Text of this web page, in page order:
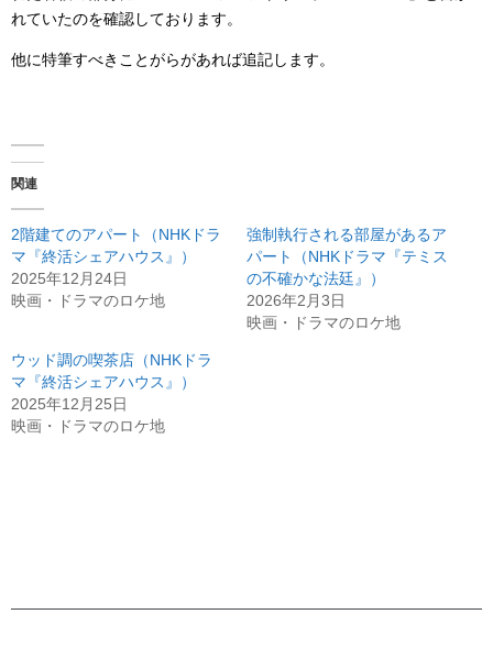
れていたのを確認しております。
他に特筆すべきことがらがあれば追記します。
関連
2階建てのアパート（NHKドラ
マ『終活シェアハウス』）
2025年12月24日
映画・ドラマのロケ地
強制執行される部屋があるア
パート（NHKドラマ『テミス
の不確かな法廷』）
2026年2月3日
映画・ドラマのロケ地
ウッド調の喫茶店（NHKドラ
マ『終活シェアハウス』）
2025年12月25日
映画・ドラマのロケ地